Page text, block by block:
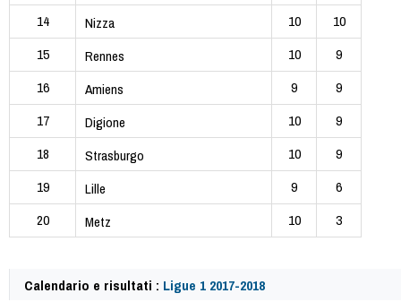
14
Nizza 10
10
15
Rennes 10
9
16
Amiens 9
9
17
Digione 10
9
18
Strasburgo 10
9
19
Lille 9
6
20
Metz 10 3
Calendario e risultati : Ligue 1 2017-2018